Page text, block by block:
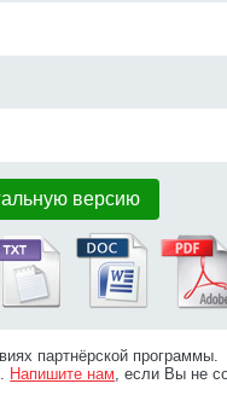
версию
партнёрской программы.
Напишите нам, если Вы не